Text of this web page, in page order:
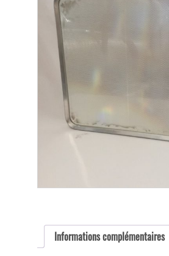
Informations complémentaires